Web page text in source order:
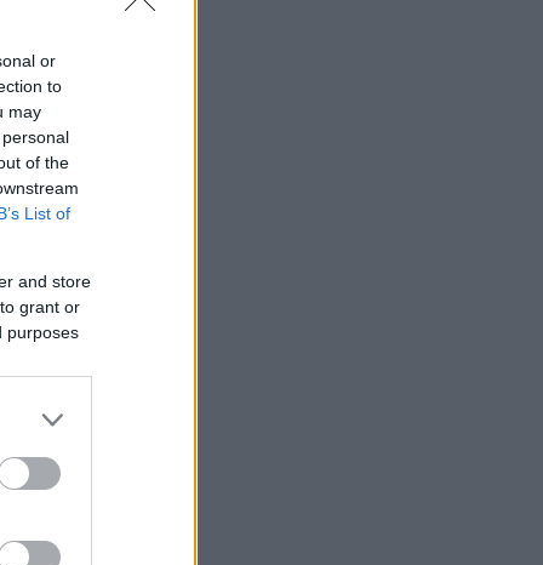
or
to
may
of the
List of
and store
grant or
purposes